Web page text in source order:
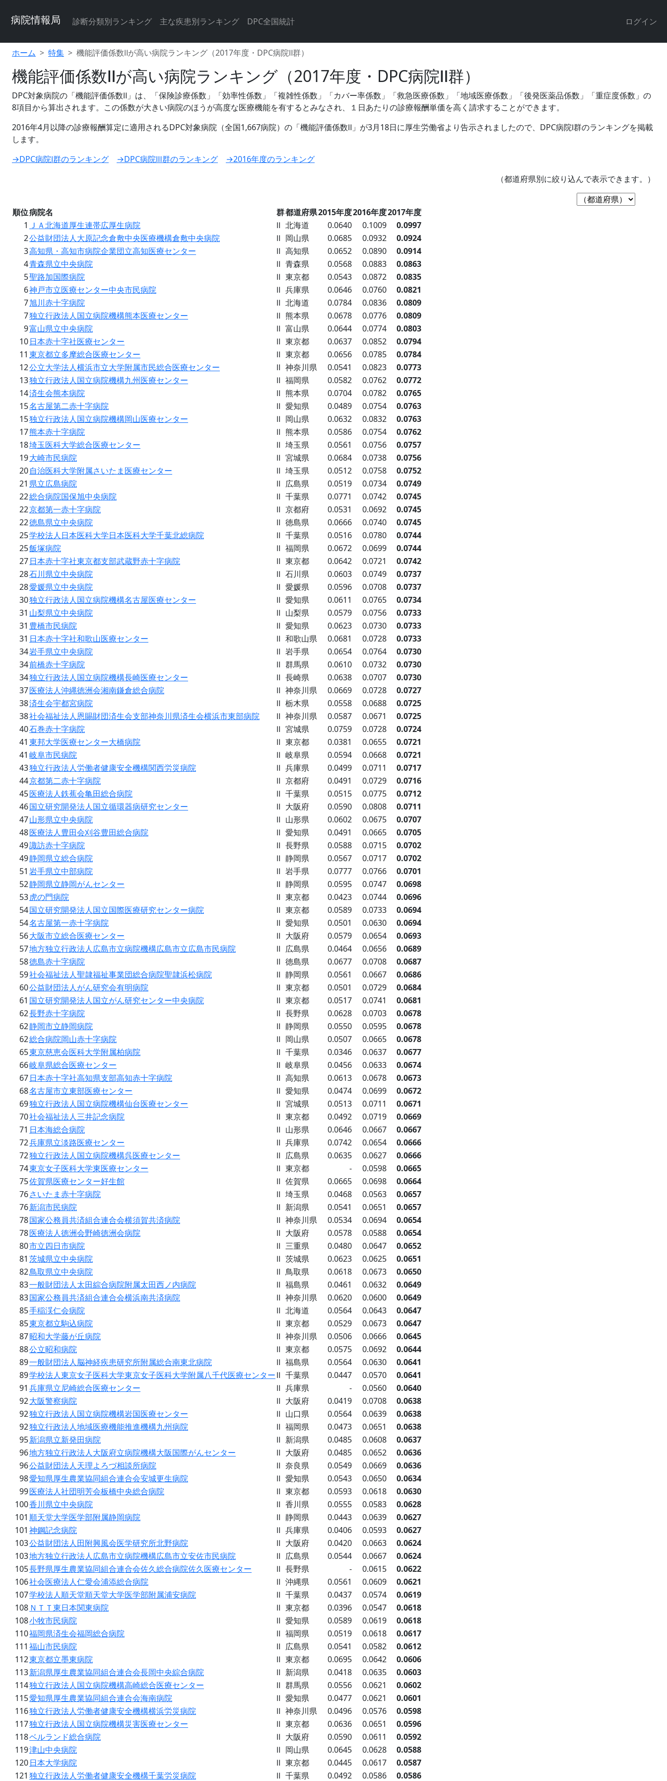
病院情報局 診断分類別ランキング 主な疾患別ランキング DPC全国統計 ログイン
ホーム 特集 機能評価係数Ⅱが高い病院ランキング（2017年度・DPC病院Ⅱ群）
機能評価係数Ⅱが高い病院ランキング（2017年度・DPC病院Ⅱ群）
DPC対象病院の「機能評価係数Ⅱ」は、「保険診療係数」「効率性係数」「複雑性係数」「カバー率係数」「救急医療係数」「地域医療係数」「後発医薬品係数」「重症度係数」の
8項目から算出されます。この係数が大きい病院のほうが高度な医療機能を有するとみなされ、１日あたりの診療報酬単価を高く請求することができます。
2016年4月以降の診療報酬算定に適用されるDPC対象病院（全国1,667病院）の「機能評価係数Ⅱ」が3月18日に厚生労働省より告示されましたので、DPC病院Ⅰ群のランキングを掲載
します。
→DPC病院Ⅰ群のランキング
→DPC病院Ⅲ群のランキング
→2016年度のランキング
（都道府県別に絞り込んで表示できます。）
順位病院名 群都道府県2015年度2016年度2017年度
1 ＪＡ北海道厚生連帯広厚生病院 Ⅱ 北海道 0.0640 0.1009
0.0997
2公益財団法人大原記念倉敷中央医療機構倉敷中央病院 Ⅱ 岡山県 0.0685 0.0932
0.0924
3高知県・高知市病院企業団立高知医療センター Ⅱ 高知県 0.0652 0.0890
0.0914
4青森県立中央病院 Ⅱ 青森県 0.0568 0.0883
0.0863
5聖路加国際病院 Ⅱ 東京都 0.0543 0.0872
0.0835
6神戸市立医療センター中央市民病院 Ⅱ 兵庫県 0.0646 0.0760
0.0821
7旭川赤十字病院 Ⅱ 北海道 0.0784 0.0836
0.0809
7独立行政法人国立病院機構熊本医療センター Ⅱ 熊本県 0.0678 0.0776
0.0809
9富山県立中央病院 Ⅱ 富山県 0.0644 0.0774
0.0803
10日本赤十字社医療センター Ⅱ 東京都 0.0637 0.0852
0.0794
11 東京都立多摩総合医療センター Ⅱ 東京都 0.0656 0.0785
0.0784
12公立大学法人横浜市立大学附属市民総合医療センター Ⅱ 神奈川県 0.0541 0.0823
0.0773
13独立行政法人国立病院機構九州医療センター Ⅱ 福岡県 0.0582 0.0762
0.0772
14済生会熊本病院 Ⅱ 熊本県 0.0704 0.0782
0.0765
15名古屋第二赤十字病院 Ⅱ 愛知県 0.0489 0.0754
0.0763
15独立行政法人国立病院機構岡山医療センター Ⅱ 岡山県 0.0632 0.0832
0.0763
17熊本赤十字病院 Ⅱ 熊本県 0.0586 0.0754
0.0762
18埼玉医科大学総合医療センター Ⅱ 埼玉県 0.0561 0.0756
0.0757
19大崎市民病院 Ⅱ 宮城県 0.0684 0.0738
0.0756
20自治医科大学附属さいたま医療センター Ⅱ 埼玉県 0.0512 0.0758
0.0752
21 県立広島病院 Ⅱ 広島県 0.0519 0.0734
0.0749
22総合病院国保旭中央病院 Ⅱ 千葉県 0.0771 0.0742
0.0745
22京都第一赤十字病院 Ⅱ 京都府 0.0531 0.0692
0.0745
22徳島県立中央病院 Ⅱ 徳島県 0.0666 0.0740
0.0745
25学校法人日本医科大学日本医科大学千葉北総病院 Ⅱ 千葉県 0.0516 0.0780
0.0744
25飯塚病院 Ⅱ 福岡県 0.0672 0.0699
0.0744
27日本赤十字社東京都支部武蔵野赤十字病院 Ⅱ 東京都 0.0642 0.0721
0.0742
28石川県立中央病院 Ⅱ 石川県 0.0603 0.0749
0.0737
28愛媛県立中央病院 Ⅱ 愛媛県 0.0596 0.0708
0.0737
30独立行政法人国立病院機構名古屋医療センター Ⅱ 愛知県 0.0611 0.0765
0.0734
31 山梨県立中央病院 Ⅱ 山梨県 0.0579 0.0756
0.0733
31 豊橋市民病院 Ⅱ 愛知県 0.0623 0.0730
0.0733
31 日本赤十字社和歌山医療センター Ⅱ 和歌山県 0.0681 0.0728
0.0733
34岩手県立中央病院 Ⅱ 岩手県 0.0654 0.0764
0.0730
34前橋赤十字病院 Ⅱ 群馬県 0.0610 0.0732
0.0730
34独立行政法人国立病院機構長崎医療センター Ⅱ 長崎県 0.0638 0.0707
0.0730
37医療法人沖縄徳洲会湘南鎌倉総合病院 Ⅱ 神奈川県 0.0669 0.0728
0.0727
38済生会宇都宮病院 Ⅱ 栃木県 0.0558 0.0688
0.0725
38社会福祉法人恩賜財団済生会支部神奈川県済生会横浜市東部病院 Ⅱ 神奈川県 0.0587 0.0671
0.0725
40石巻赤十字病院 Ⅱ 宮城県 0.0759 0.0728
0.0724
41 東邦大学医療センター大橋病院 Ⅱ 東京都 0.0381 0.0655
0.0721
41 岐阜市民病院 Ⅱ 岐阜県 0.0594 0.0668
0.0721
43独立行政法人労働者健康安全機構関西労災病院 Ⅱ 兵庫県 0.0499 0.0711
0.0717
44京都第二赤十字病院 Ⅱ 京都府 0.0491 0.0729
0.0716
45医療法人鉄蕉会亀田総合病院 Ⅱ 千葉県 0.0515 0.0775
0.0712
46国立研究開発法人国立循環器病研究センター Ⅱ 大阪府 0.0590 0.0808
0.0711
47山形県立中央病院 Ⅱ 山形県 0.0602 0.0675
0.0707
48医療法人豊田会刈谷豊田総合病院 Ⅱ 愛知県 0.0491 0.0665
0.0705
49諏訪赤十字病院 Ⅱ 長野県 0.0588 0.0715
0.0702
49静岡県立総合病院 Ⅱ 静岡県 0.0567 0.0717
0.0702
51 岩手県立中部病院 Ⅱ 岩手県 0.0777 0.0766
0.0701
52静岡県立静岡がんセンター Ⅱ 静岡県 0.0595 0.0747
0.0698
53虎の門病院 Ⅱ 東京都 0.0423 0.0744
0.0696
54国立研究開発法人国立国際医療研究センター病院 Ⅱ 東京都 0.0589 0.0733
0.0694
54名古屋第一赤十字病院 Ⅱ 愛知県 0.0501 0.0630
0.0694
56大阪市立総合医療センター Ⅱ 大阪府 0.0579 0.0654
0.0693
57地方独立行政法人広島市立病院機構広島市立広島市民病院 Ⅱ 広島県 0.0464 0.0656
0.0689
58徳島赤十字病院 Ⅱ 徳島県 0.0677 0.0708
0.0687
59社会福祉法人聖隷福祉事業団総合病院聖隷浜松病院 Ⅱ 静岡県 0.0561 0.0667
0.0686
60公益財団法人がん研究会有明病院 Ⅱ 東京都 0.0501 0.0729
0.0684
61 国立研究開発法人国立がん研究センター中央病院 Ⅱ 東京都 0.0517 0.0741
0.0681
62長野赤十字病院 Ⅱ 長野県 0.0628 0.0703
0.0678
62静岡市立静岡病院 Ⅱ 静岡県 0.0550 0.0595
0.0678
62総合病院岡山赤十字病院 Ⅱ 岡山県 0.0507 0.0665
0.0678
65東京慈恵会医科大学附属柏病院 Ⅱ 千葉県 0.0346 0.0637
0.0677
66岐阜県総合医療センター Ⅱ 岐阜県 0.0456 0.0633
0.0674
67日本赤十字社高知県支部高知赤十字病院 Ⅱ 高知県 0.0613 0.0678
0.0673
68名古屋市立東部医療センター Ⅱ 愛知県 0.0474 0.0699
0.0672
69独立行政法人国立病院機構仙台医療センター Ⅱ 宮城県 0.0513 0.0711
0.0671
70社会福祉法人三井記念病院 Ⅱ 東京都 0.0492 0.0719
0.0669
71 日本海総合病院 Ⅱ 山形県 0.0646 0.0667
0.0667
72兵庫県立淡路医療センター Ⅱ 兵庫県 0.0742 0.0654
0.0666
72独立行政法人国立病院機構呉医療センター Ⅱ 広島県 0.0635 0.0627
0.0666
74東京女子医科大学東医療センター Ⅱ 東京都 - 0.0598
0.0665
75佐賀県医療センター好生館 Ⅱ 佐賀県 0.0665 0.0698
0.0664
76さいたま赤十字病院 Ⅱ 埼玉県 0.0468 0.0563
0.0657
76新潟市民病院 Ⅱ 新潟県 0.0541 0.0651
0.0657
78国家公務員共済組合連合会横須賀共済病院 Ⅱ 神奈川県 0.0534 0.0694
0.0654
78医療法人徳洲会野崎徳洲会病院 Ⅱ 大阪府 0.0578 0.0588
0.0654
80市立四日市病院 Ⅱ 三重県 0.0480 0.0647
0.0652
81 茨城県立中央病院 Ⅱ 茨城県 0.0623 0.0625
0.0651
82鳥取県立中央病院 Ⅱ 鳥取県 0.0618 0.0673
0.0650
83一般財団法人太田綜合病院附属太田西ノ内病院 Ⅱ 福島県 0.0461 0.0632
0.0649
83国家公務員共済組合連合会横浜南共済病院 Ⅱ 神奈川県 0.0620 0.0600
0.0649
85手稲渓仁会病院 Ⅱ 北海道 0.0564 0.0643
0.0647
85東京都立駒込病院 Ⅱ 東京都 0.0529 0.0673
0.0647
87昭和大学藤が丘病院 Ⅱ 神奈川県 0.0506 0.0666
0.0645
88公立昭和病院 Ⅱ 東京都 0.0575 0.0692
0.0644
89一般財団法人脳神経疾患研究所附属総合南東北病院 Ⅱ 福島県 0.0564 0.0630
0.0641
89学校法人東京女子医科大学東京女子医科大学附属八千代医療センターⅡ 千葉県 0.0447 0.0570
0.0641
91 兵庫県立尼崎総合医療センター Ⅱ 兵庫県 - 0.0560
0.0640
92大阪警察病院 Ⅱ 大阪府 0.0419 0.0708
0.0638
92独立行政法人国立病院機構岩国医療センター Ⅱ 山口県 0.0564 0.0639
0.0638
92独立行政法人地域医療機能推進機構九州病院 Ⅱ 福岡県 0.0473 0.0651
0.0638
95新潟県立新発田病院 Ⅱ 新潟県 0.0485 0.0608
0.0637
96地方独立行政法人大阪府立病院機構大阪国際がんセンター Ⅱ 大阪府 0.0485 0.0652
0.0636
96公益財団法人天理よろづ相談所病院 Ⅱ 奈良県 0.0549 0.0669
0.0636
98愛知県厚生農業協同組合連合会安城更生病院 Ⅱ 愛知県 0.0543 0.0650
0.0634
99医療法人社団明芳会板橋中央総合病院 Ⅱ 東京都 0.0593 0.0618
0.0630
100香川県立中央病院 Ⅱ 香川県 0.0555 0.0583
0.0628
101 順天堂大学医学部附属静岡病院 Ⅱ 静岡県 0.0443 0.0639
0.0627
101 神鋼記念病院 Ⅱ 兵庫県 0.0406 0.0593
0.0627
103公益財団法人田附興風会医学研究所北野病院 Ⅱ 大阪府 0.0420 0.0663
0.0624
103地方独立行政法人広島市立病院機構広島市立安佐市民病院 Ⅱ 広島県 0.0544 0.0667
0.0624
105長野県厚生農業協同組合連合会佐久総合病院佐久医療センター Ⅱ 長野県 - 0.0615
0.0622
106社会医療法人仁愛会浦添総合病院 Ⅱ 沖縄県 0.0561 0.0609
0.0621
107学校法人順天堂順天堂大学医学部附属浦安病院 Ⅱ 千葉県 0.0437 0.0574
0.0619
108 ＮＴＴ東日本関東病院 Ⅱ 東京都 0.0396 0.0547
0.0618
108小牧市民病院 Ⅱ 愛知県 0.0589 0.0619
0.0618
110福岡県済生会福岡総合病院 Ⅱ 福岡県 0.0519 0.0618
0.0617
111 福山市民病院 Ⅱ 広島県 0.0541 0.0582
0.0612
112東京都立墨東病院 Ⅱ 東京都 0.0695 0.0642
0.0606
113新潟県厚生農業協同組合連合会長岡中央綜合病院 Ⅱ 新潟県 0.0418 0.0635
0.0603
114独立行政法人国立病院機構高崎総合医療センター Ⅱ 群馬県 0.0556 0.0621
0.0602
115愛知県厚生農業協同組合連合会海南病院 Ⅱ 愛知県 0.0477 0.0621
0.0601
116独立行政法人労働者健康安全機構横浜労災病院 Ⅱ 神奈川県 0.0496 0.0576
0.0598
117独立行政法人国立病院機構災害医療センター Ⅱ 東京都 0.0636 0.0651
0.0596
118ベルランド総合病院 Ⅱ 大阪府 0.0590 0.0611
0.0592
119津山中央病院 Ⅱ 岡山県 0.0645 0.0628
0.0588
120日本大学病院 Ⅱ 東京都 0.0445 0.0617
0.0587
121 独立行政法人労働者健康安全機構千葉労災病院 Ⅱ 千葉県 0.0492 0.0586 0.0586